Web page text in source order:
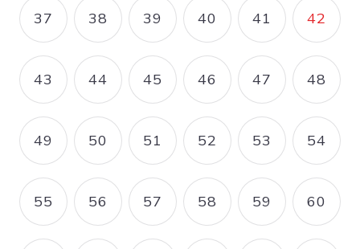
PAGE
37 PAGE
38 PAGE
39 PAGE
40 PAGE
41 42
PAGE
43 PAGE
44 PAGE
45 PAGE
46 PAGE
47 PAGE
48
PAGE
49 PAGE
50 PAGE
51 PAGE
52 PAGE
53 PAGE
54
PAGE
55 PAGE
56 PAGE
57 PAGE
58 PAGE
59 PAGE
60